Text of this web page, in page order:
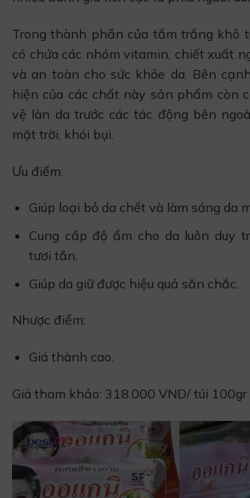
Trong thành phần của tắm trắng khô
có chứa các nhóm vitamin, chiết xuất
và an toàn cho sức khỏe da. Bên
hiện của các chất này sản phẩm còn
vệ làn da trước các tác động bên
mặt trời, khói bụi.
Ưu điểm:
Giúp loại bỏ da chết và làm sáng da
Cung cấp độ ẩm cho da luôn duy
tươi tắn.
Giúp da giữ được hiệu quả săn chắc.
Nhược điểm:
Giá thành cao.
Giá tham khảo: 318.000 VND/ túi 100gr